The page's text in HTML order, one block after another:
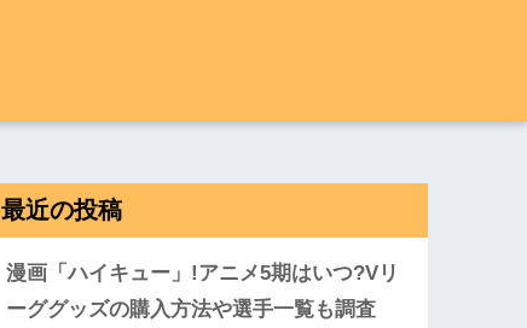
最近の投稿
漫画「ハイキュー」!アニメ5期はいつ?Vリ
ーググッズの購入方法や選手一覧も調査